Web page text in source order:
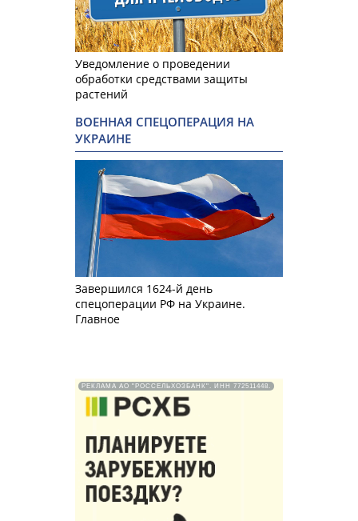
Уведомление о проведении
обработки средствами защиты
растений
ВОЕННАЯ СПЕЦОПЕРАЦИЯ НА
УКРАИНЕ
Завершился 1624-й день
спецоперации РФ на Украине.
Главное
РЕКЛАМА АО "РОССЕЛЬХОЗБАНК". ИНН 772511448.